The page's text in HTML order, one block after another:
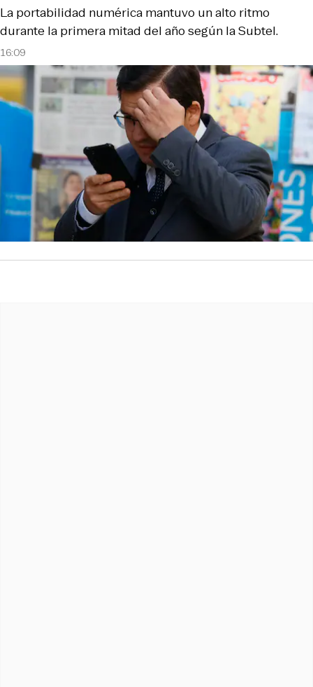
16:09
La portabilidad numérica mantuvo un alto ritmo
durante la primera mitad del año según la Subtel.